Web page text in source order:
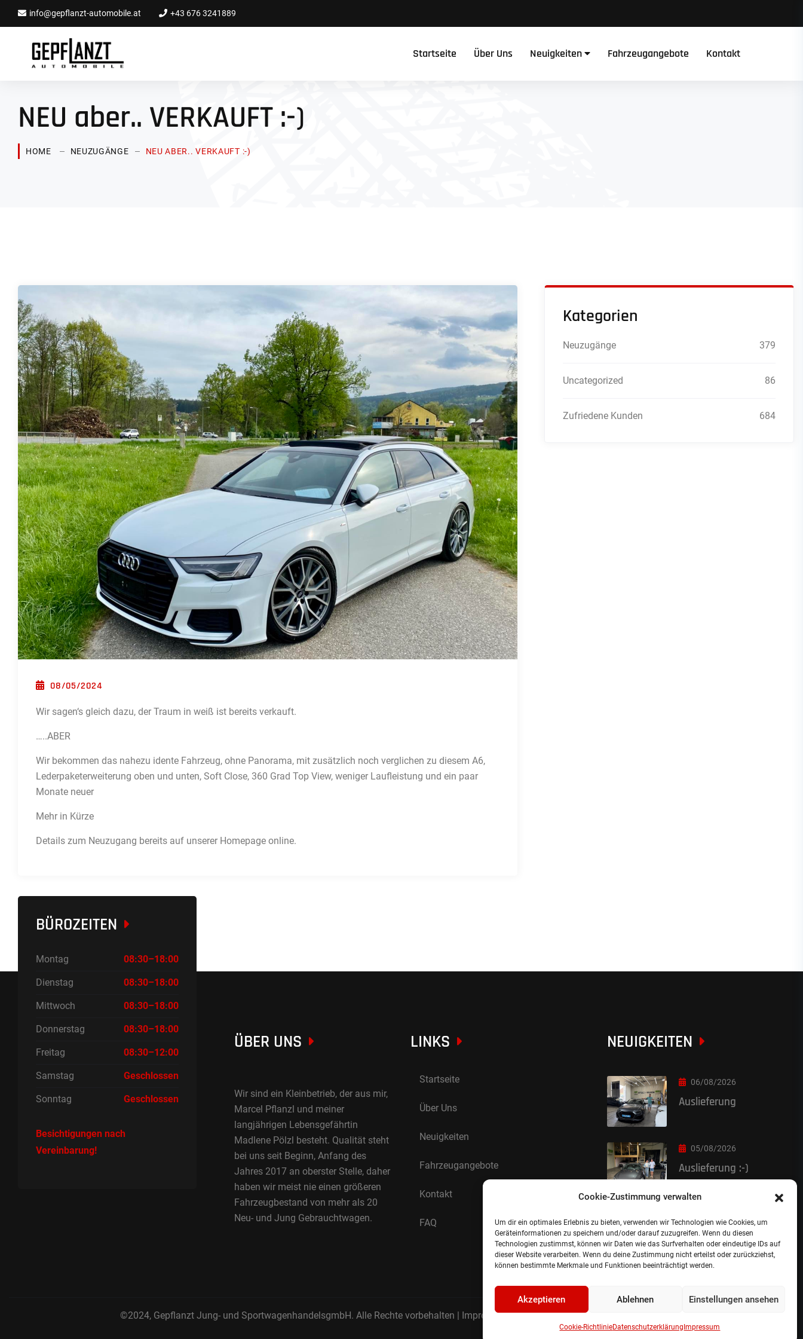
Cookie-Zustimmung verwalten
Um dir ein optimales Erlebnis zu bieten, verwenden wir Technologien wie Cookies, um
Geräteinformationen zu speichern und/oder darauf zuzugreifen. Wenn du diesen
Technologien zustimmst, können wir Daten wie das Surfverhalten oder eindeutige IDs auf
dieser Website verarbeiten. Wenn du deine Zustimmung nicht erteilst oder zurückziehst,
können bestimmte Merkmale und Funktionen beeinträchtigt werden.
Akzeptieren Ablehnen Einstellungen ansehen
Cookie-RichtlinieDatenschutzerklärung Impressum
info@gepflanzt-automobile.at +43 676 3241889
Startseite Über Uns Neuigkeiten Fahrzeugangebote Kontakt
NEU aber.. VERKAUFT :-)
HOME NEUZUGÄNGE NEU ABER.. VERKAUFT :-)
POSTED ON
08/05/2024
Wir sagen‘s gleich dazu, der Traum in weiß ist bereits verkauft.
…..ABER
Wir bekommen das nahezu idente Fahrzeug, ohne Panorama, mit zusätzlich noch verglichen zu diesem A6,
Lederpaketerweiterung oben und unten, Soft Close, 360 Grad Top View, weniger Laufleistung und ein paar
Monate neuer
Mehr in Kürze
Details zum Neuzugang bereits auf unserer Homepage online.
Kategorien
Neuzugänge 379
Uncategorized 86
Zufriedene Kunden 684
BÜROZEITEN
Montag 08:30–18:00
Dienstag 08:30–18:00
Mittwoch 08:30–18:00
Donnerstag 08:30–18:00
Freitag 08:30–12:00
Samstag Geschlossen
Sonntag Geschlossen
Besichtigungen nach
Vereinbarung!
ÜBER UNS
Wir sind ein Kleinbetrieb, der aus mir,
Marcel Pflanzl und meiner
langjährigen Lebensgefährtin
Madlene Pölzl besteht. Qualität steht
bei uns seit Beginn, Anfang des
Jahres 2017 an oberster Stelle, daher
haben wir meist nie einen größeren
Fahrzeugbestand von mehr als 20
Neu- und Jung Gebrauchtwagen.
LINKS
Startseite
Über Uns
Neuigkeiten
Fahrzeugangebote
Kontakt
FAQ
NEUIGKEITEN
06/08/2026
Auslieferung
05/08/2026
Auslieferung :-)
©2024, Gepflanzt Jung- und SportwagenhandelsgmbH. Alle Rechte vorbehalten | Impressum. Datenschutzerklärung.